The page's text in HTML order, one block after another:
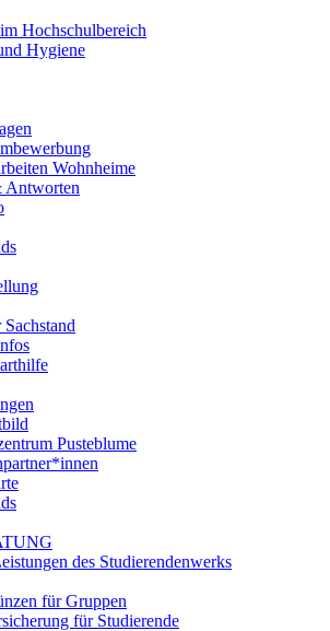
Hochschulbereich
Hygiene
Wohnheime
Antworten
Pusteblume
des Studierendenwerks
für Gruppen
für Studierende